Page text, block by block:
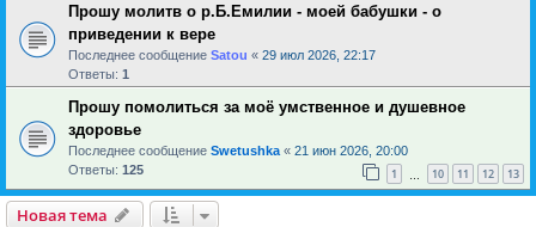
Прошу молитв о р.Б.Емилии - моей бабушки - о
приведении к вере
Последнее сообщение Satou « 29 июл 2026, 22:17
Ответы: 1
Прошу помолиться за моё умственное и душевное
здоровье
Последнее сообщение Swetushka « 21 июн 2026, 20:00
Ответы: 125 1 10 11 12 13
Новая тема